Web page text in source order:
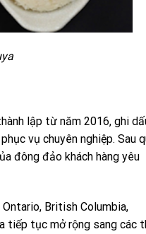
lập từ năm 2016, ghi
vụ chuyên nghiệp. Sau
đông đảo khách hàng yêu
British Columbia,
tiếp tục mở rộng sang các